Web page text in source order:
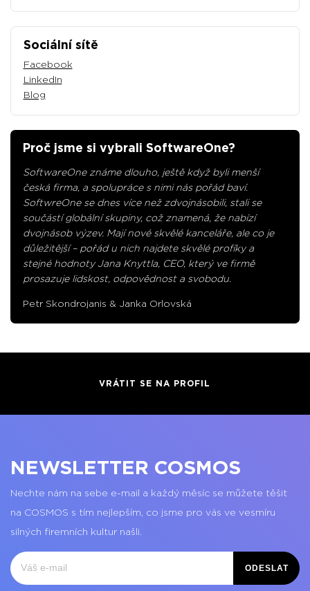
Sociální sítě
Facebook
LinkedIn
Blog
Proč jsme si vybrali SoftwareOne?
SoftwareOne známe dlouho, ještě když byli menší
česká firma, a spolupráce s nimi nás pořád baví.
SoftwreOne se dnes více než zdvojnásobili, stali se
součástí globální skupiny, což znamená, že nabízí
dvojnásob výzev. Mají nové skvělé kanceláře, ale co je
důležitější – pořád u nich najdete skvělé profíky a
stejné hodnoty Jana Knyttla, CEO, který ve firmě
prosazuje lidskost, odpovědnost a svobodu.
Petr Skondrojanis & Janka Orlovská
VRÁTIT SE NA PROFIL
NEWSLETTER COSMOS
Nechte nám na sebe e-mail a každý měsíc se můžete těšit
na COSMOS s tím nejlepším, co jsme pro vás ve vesmíru
silných firemních kultur našli.
ODESLAT